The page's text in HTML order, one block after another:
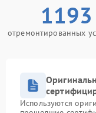
1193
отремонтированных
Используются